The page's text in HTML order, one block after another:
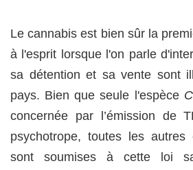
Le cannabis est bien sûr la
à l'esprit lorsque l'on parle
sa détention et sa vente sont
pays. Bien que seule l'espèce
concernée par l’émission de
psychotrope, toutes les autres
sont soumises à cette loi